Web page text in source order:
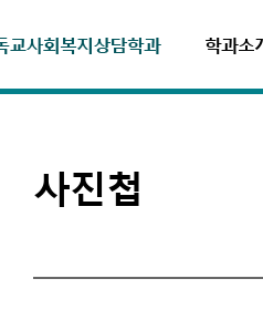
학과소
사진첩